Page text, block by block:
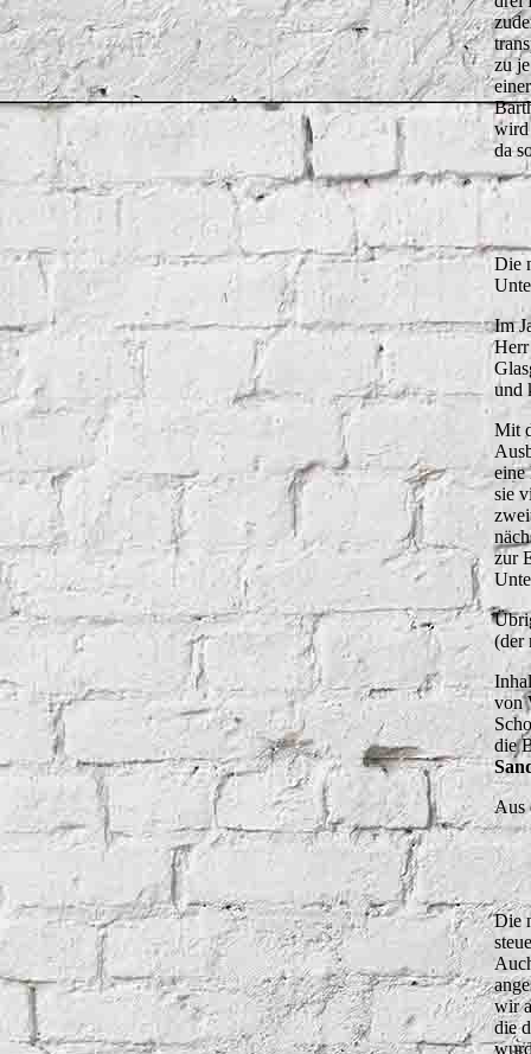
zu
wird
da
Die
Im
und
Mit
eine
sie
zur
(der
von
die
Aus
Die
wir
die